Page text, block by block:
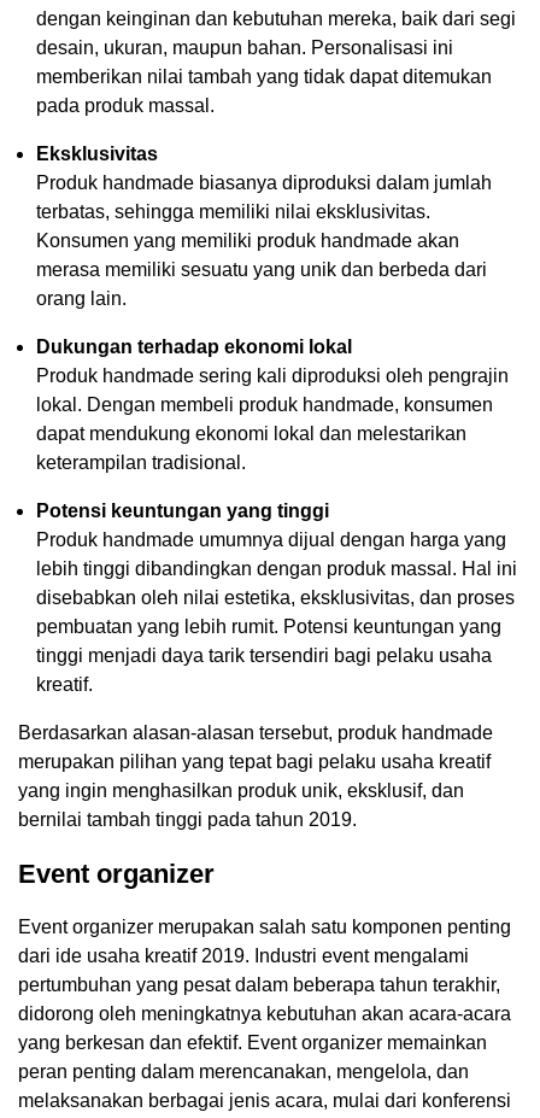
dengan keinginan dan kebutuhan mereka, baik dari segi
desain, ukuran, maupun bahan. Personalisasi ini
memberikan nilai tambah yang tidak dapat ditemukan
pada produk massal.
Eksklusivitas
Produk handmade biasanya diproduksi dalam jumlah
terbatas, sehingga memiliki nilai eksklusivitas.
Konsumen yang memiliki produk handmade akan
merasa memiliki sesuatu yang unik dan berbeda dari
orang lain.
Dukungan terhadap ekonomi lokal
Produk handmade sering kali diproduksi oleh pengrajin
lokal. Dengan membeli produk handmade, konsumen
dapat mendukung ekonomi lokal dan melestarikan
keterampilan tradisional.
Potensi keuntungan yang tinggi
Produk handmade umumnya dijual dengan harga yang
lebih tinggi dibandingkan dengan produk massal. Hal ini
disebabkan oleh nilai estetika, eksklusivitas, dan proses
pembuatan yang lebih rumit. Potensi keuntungan yang
tinggi menjadi daya tarik tersendiri bagi pelaku usaha
kreatif.
Berdasarkan alasan-alasan tersebut, produk handmade
merupakan pilihan yang tepat bagi pelaku usaha kreatif
yang ingin menghasilkan produk unik, eksklusif, dan
bernilai tambah tinggi pada tahun 2019.
Event organizer
Event organizer merupakan salah satu komponen penting
dari ide usaha kreatif 2019. Industri event mengalami
pertumbuhan yang pesat dalam beberapa tahun terakhir,
didorong oleh meningkatnya kebutuhan akan acara-acara
yang berkesan dan efektif. Event organizer memainkan
peran penting dalam merencanakan, mengelola, dan
melaksanakan berbagai jenis acara, mulai dari konferensi